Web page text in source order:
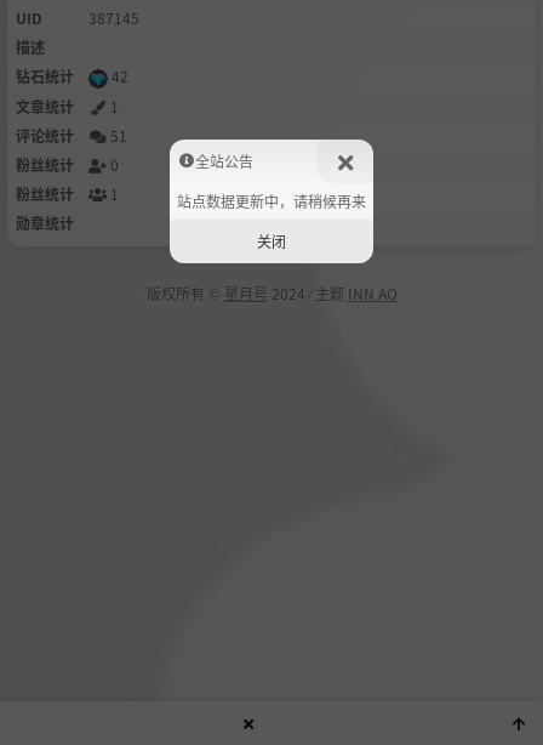
UID
387145
描述
钻石统计
42
文章统计
1
评论统计
51
粉丝统计
0
粉丝统计
1
勋章统计
版权所有 © 星月号 2024 ⁄ 主题 INN AO
全站公告
站点数据更新中，请稍候再来
关闭